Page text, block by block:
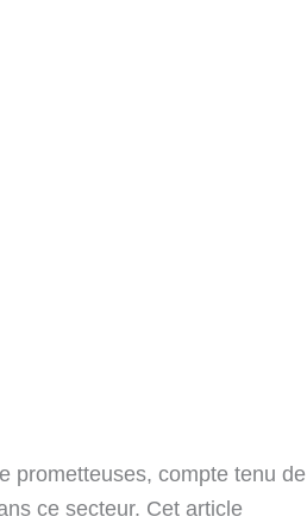
prometteuses, compte tenu de
ce secteur. Cet article